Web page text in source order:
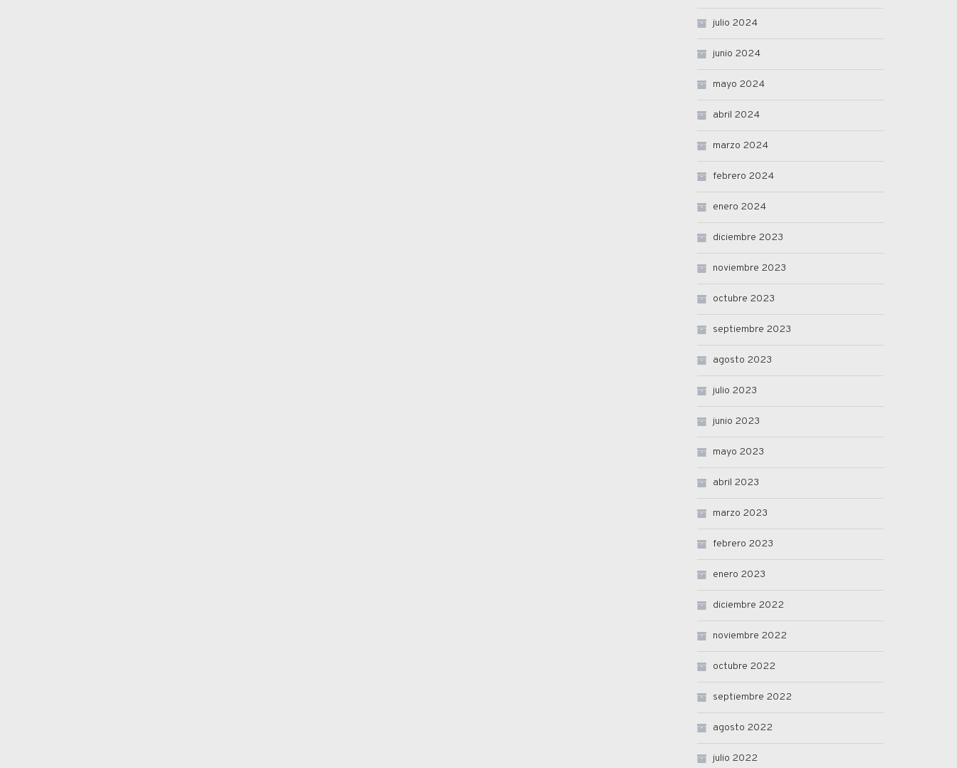
julio 2024
junio 2024
mayo 2024
abril 2024
marzo 2024
febrero 2024
enero 2024
diciembre 2023
noviembre 2023
octubre 2023
septiembre 2023
agosto 2023
julio 2023
junio 2023
mayo 2023
abril 2023
marzo 2023
febrero 2023
enero 2023
diciembre 2022
noviembre 2022
octubre 2022
septiembre 2022
agosto 2022
julio 2022